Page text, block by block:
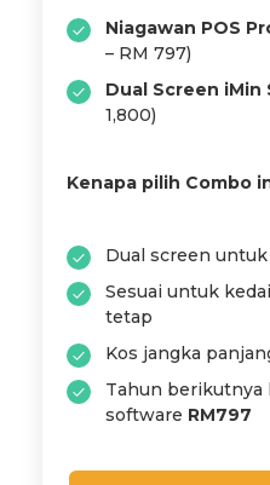
Niagawan POS
– RM 797)
Dual Screen iMin
1,800)
Kenapa pilih Combo
Dual screen
Sesuai untuk
tetap
Kos jangka
Tahun berikutnya
software RM797